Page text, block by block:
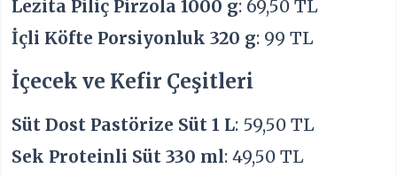
Lezita Piliç Pirzola 1000 g: 69,50 TL
İçli Köfte Porsiyonluk 320 g: 99 TL
İçecek ve Kefir Çeşitleri
Süt Dost Pastörize Süt 1 L: 59,50 TL
Sek Proteinli Süt 330 ml: 49,50 TL